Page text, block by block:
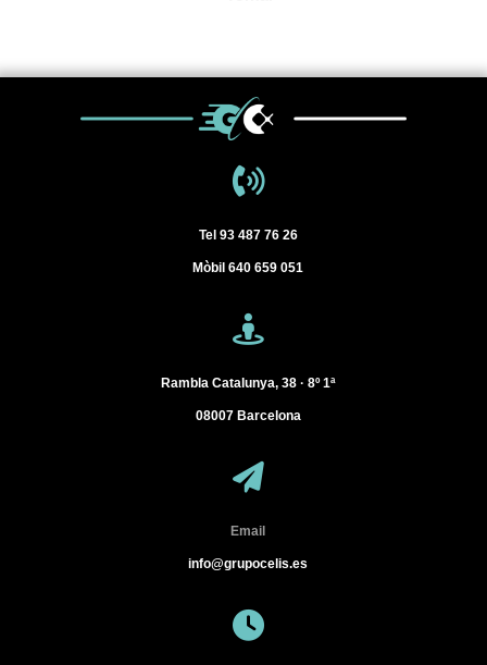
Tel93 487 76 26
Mòbil 640 659 051
Rambla Catalunya, 38 · 8º 1ª
08007 Barcelona
Email
info@grupocelis.es